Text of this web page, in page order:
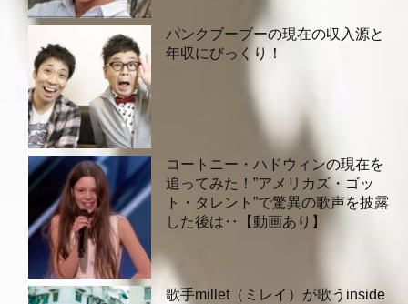
パンクブーブーの現在の収入源と
年収にびっくり！
コートニー・ハドウィンの現在を
追ってみた！”アメリカズ・ゴッ
ト・タレント”で驚異の歌声を披露
した後は‥【動画あり】
歌手millet（ミレイ）が歌うinside